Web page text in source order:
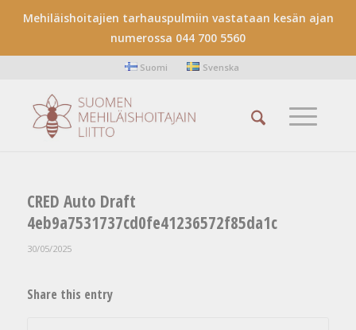
Mehiläishoitajien tarhauspulmiin vastataan kesän ajan
numerossa 044 700 5560
Suomi Svenska
CRED Auto Draft
4eb9a7531737cd0fe41236572f85da1c
30/05/2025
Share this entry